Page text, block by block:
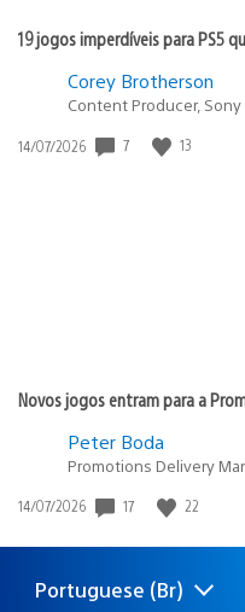
19 jogos imperdíveis para PS5
Corey Brotherson
Content Producer,
Data
14/07/2026 7 13
Novos jogos entram para a
Peter Boda
Promotions Delivery
Data
publicação:
14/07/2026 17 22
Selecione
Região
Portuguese (Br)